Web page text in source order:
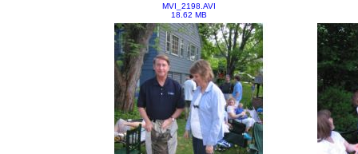
MVI_2198.AVI
18.62 MB